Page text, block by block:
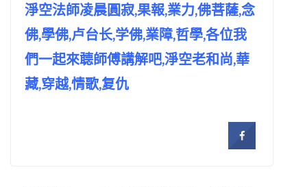
淨空法師凌晨圓寂,果報,業力,佛菩薩,念
佛,學佛,卢台长,学佛,業障,哲學,各位我
們一起來聼師傅講解吧,淨空老和尚,華
藏,穿越,情歌,复仇